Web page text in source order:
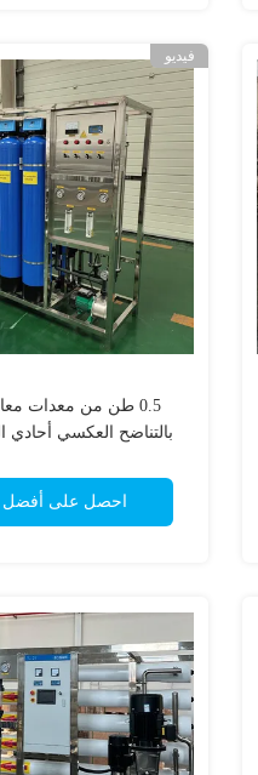
فيديو
0.5 طن من معدات
بالتناضح العكسي أحادي
احصل على أفضل